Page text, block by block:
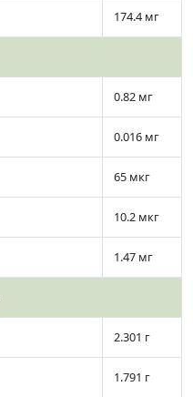
174.4 мг
0.82 мг
0.016 мг
65 мкг
10.2 мкг
1.47 мг
2.301 г
1.791 г